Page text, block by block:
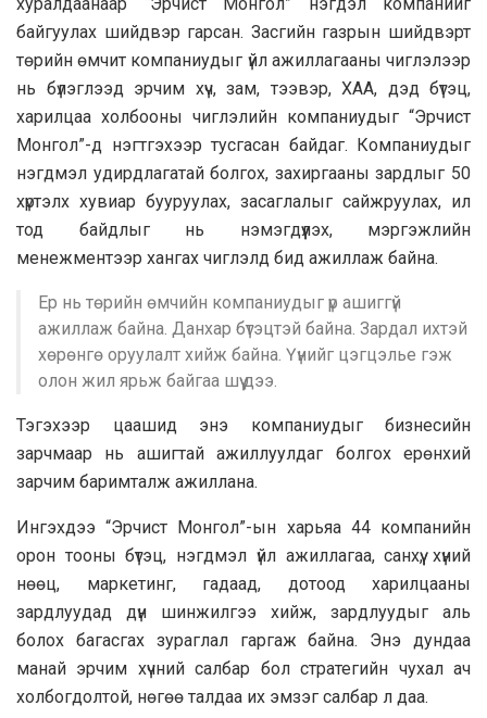
хуралдаанаар “Эрчист Монгол” нэгдэл компанийг
байгуулах шийдвэр гарсан. Засгийн газрын шийдвэрт
төрийн өмчит компаниудыг үйл ажиллагааны чиглэлээр
нь бүлэглээд эрчим хүч, зам, тээвэр, ХАА, дэд бүтэц,
харилцаа холбооны чиглэлийн компаниудыг “Эрчист
Монгол”-д нэгтгэхээр тусгасан байдаг. Компаниудыг
нэгдмэл удирдлагатай болгох, захиргааны зардлыг 50
хүртэлх хувиар бууруулах, засаглалыг сайжруулах, ил
тод байдлыг нь нэмэгдүүлэх, мэргэжлийн
менежментээр хангах чиглэлд бид ажиллаж байна.
Ер нь төрийн өмчийн компаниудыг үр ашиггүй
ажиллаж байна. Данхар бүтэцтэй байна. Зардал ихтэй
хөрөнгө оруулалт хийж байна. Үүнийг цэгцэлье гэж
олон жил ярьж байгаа шүү дээ.
Тэгэхээр цаашид энэ компаниудыг бизнесийн
зарчмаар нь ашигтай ажиллуулдаг болгох ерөнхий
зарчим баримталж ажиллана.
Ингэхдээ “Эрчист Монгол”-ын харьяа 44 компанийн
орон тооны бүтэц, нэгдмэл үйл ажиллагаа, санхүү, хүний
нөөц, маркетинг, гадаад, дотоод харилцааны
зардлуудад дүн шинжилгээ хийж, зардлуудыг аль
болох багасгах зураглал гаргаж байна. Энэ дундаа
манай эрчим хүчний салбар бол стратегийн чухал ач
холбогдолтой, нөгөө талдаа их эмзэг салбар л даа.